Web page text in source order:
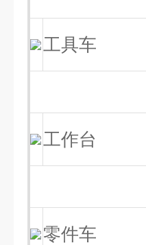
工具车
工作台
零件车